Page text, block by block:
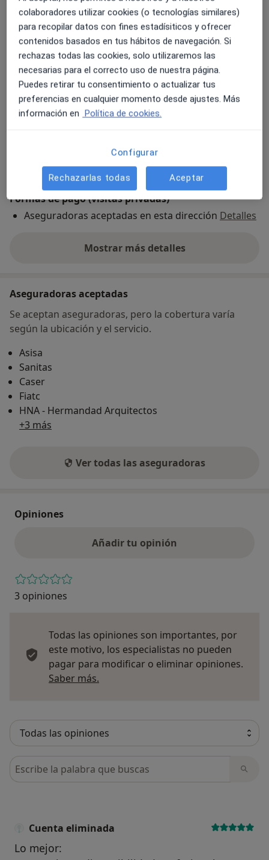
Consulta
Consultorio privado
CARLOTA VEGA, 20, Gines41960
Ampliarse abre en una nueva
¿Qué puedo hacer ahora?
Formas de pago (visitas privadas)
Aseguradoras aceptadas en esta dirección Detalles
Mostrar más detalles
sobre la dirección
Aseguradoras aceptadas
Se aceptan aseguradoras, pero la cobertura varía
según la ubicación y el servicio.
Asisa
Sanitas
Caser
Fiatc
HNA - Hermandad Arquitectos
+3 más
Ver todas las aseguradoras
Opiniones
Añadir tu opinión
3 opiniones
Todas las opiniones son importantes, por
este motivo, los especialistas no pueden
pagar para modificar o eliminar opiniones.
Saber más.
Busca en opiniones
Cuenta eliminada
Lo mejor:
colaboradores utilizar cookies (o tecnologías similares)
para recopilar datos con fines estadísiticos y ofrecer
contenidos basados en tus hábitos de navegación. Si
rechazas todas las cookies, solo utilizaremos las
necesarias para el correcto uso de nuestra página.
Puedes retirar tu consentimiento o actualizar tus
preferencias en cualquier momento desde ajustes. Más
información en Política de cookies.
Configurar
Rechazarlas todas Aceptar